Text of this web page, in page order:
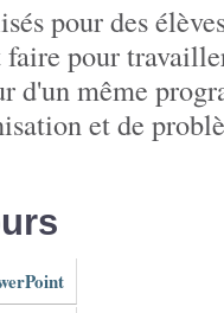
pour des
pour
d'un même
et de